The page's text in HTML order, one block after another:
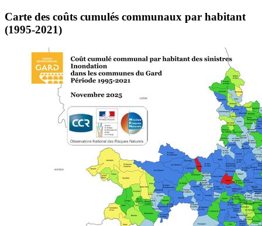
Carte des coûts cumulés communaux par habitant
(1995-2021)